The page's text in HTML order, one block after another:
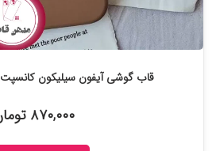
قاب گوشی آیفون سیلیکون کانسپت brown کد-۱۶۶۸۶۹
۸۷۰,۰۰۰ تومان